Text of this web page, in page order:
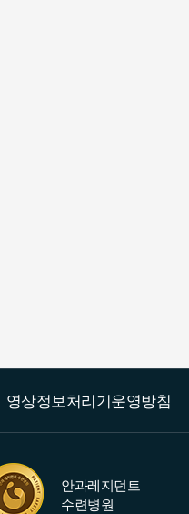
영상정보처리기운영방침
안과레지던트
수련병원